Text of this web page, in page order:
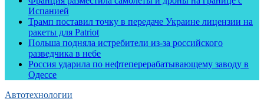
Испанией
Трамп поставил точку в передаче Украине лицензии на
ракеты для Patriot
Польша подняла истребители из-за российского
разведчика в небе
Россия ударила по нефтеперерабатывающему заводу в
Одессе
Автотехнологии